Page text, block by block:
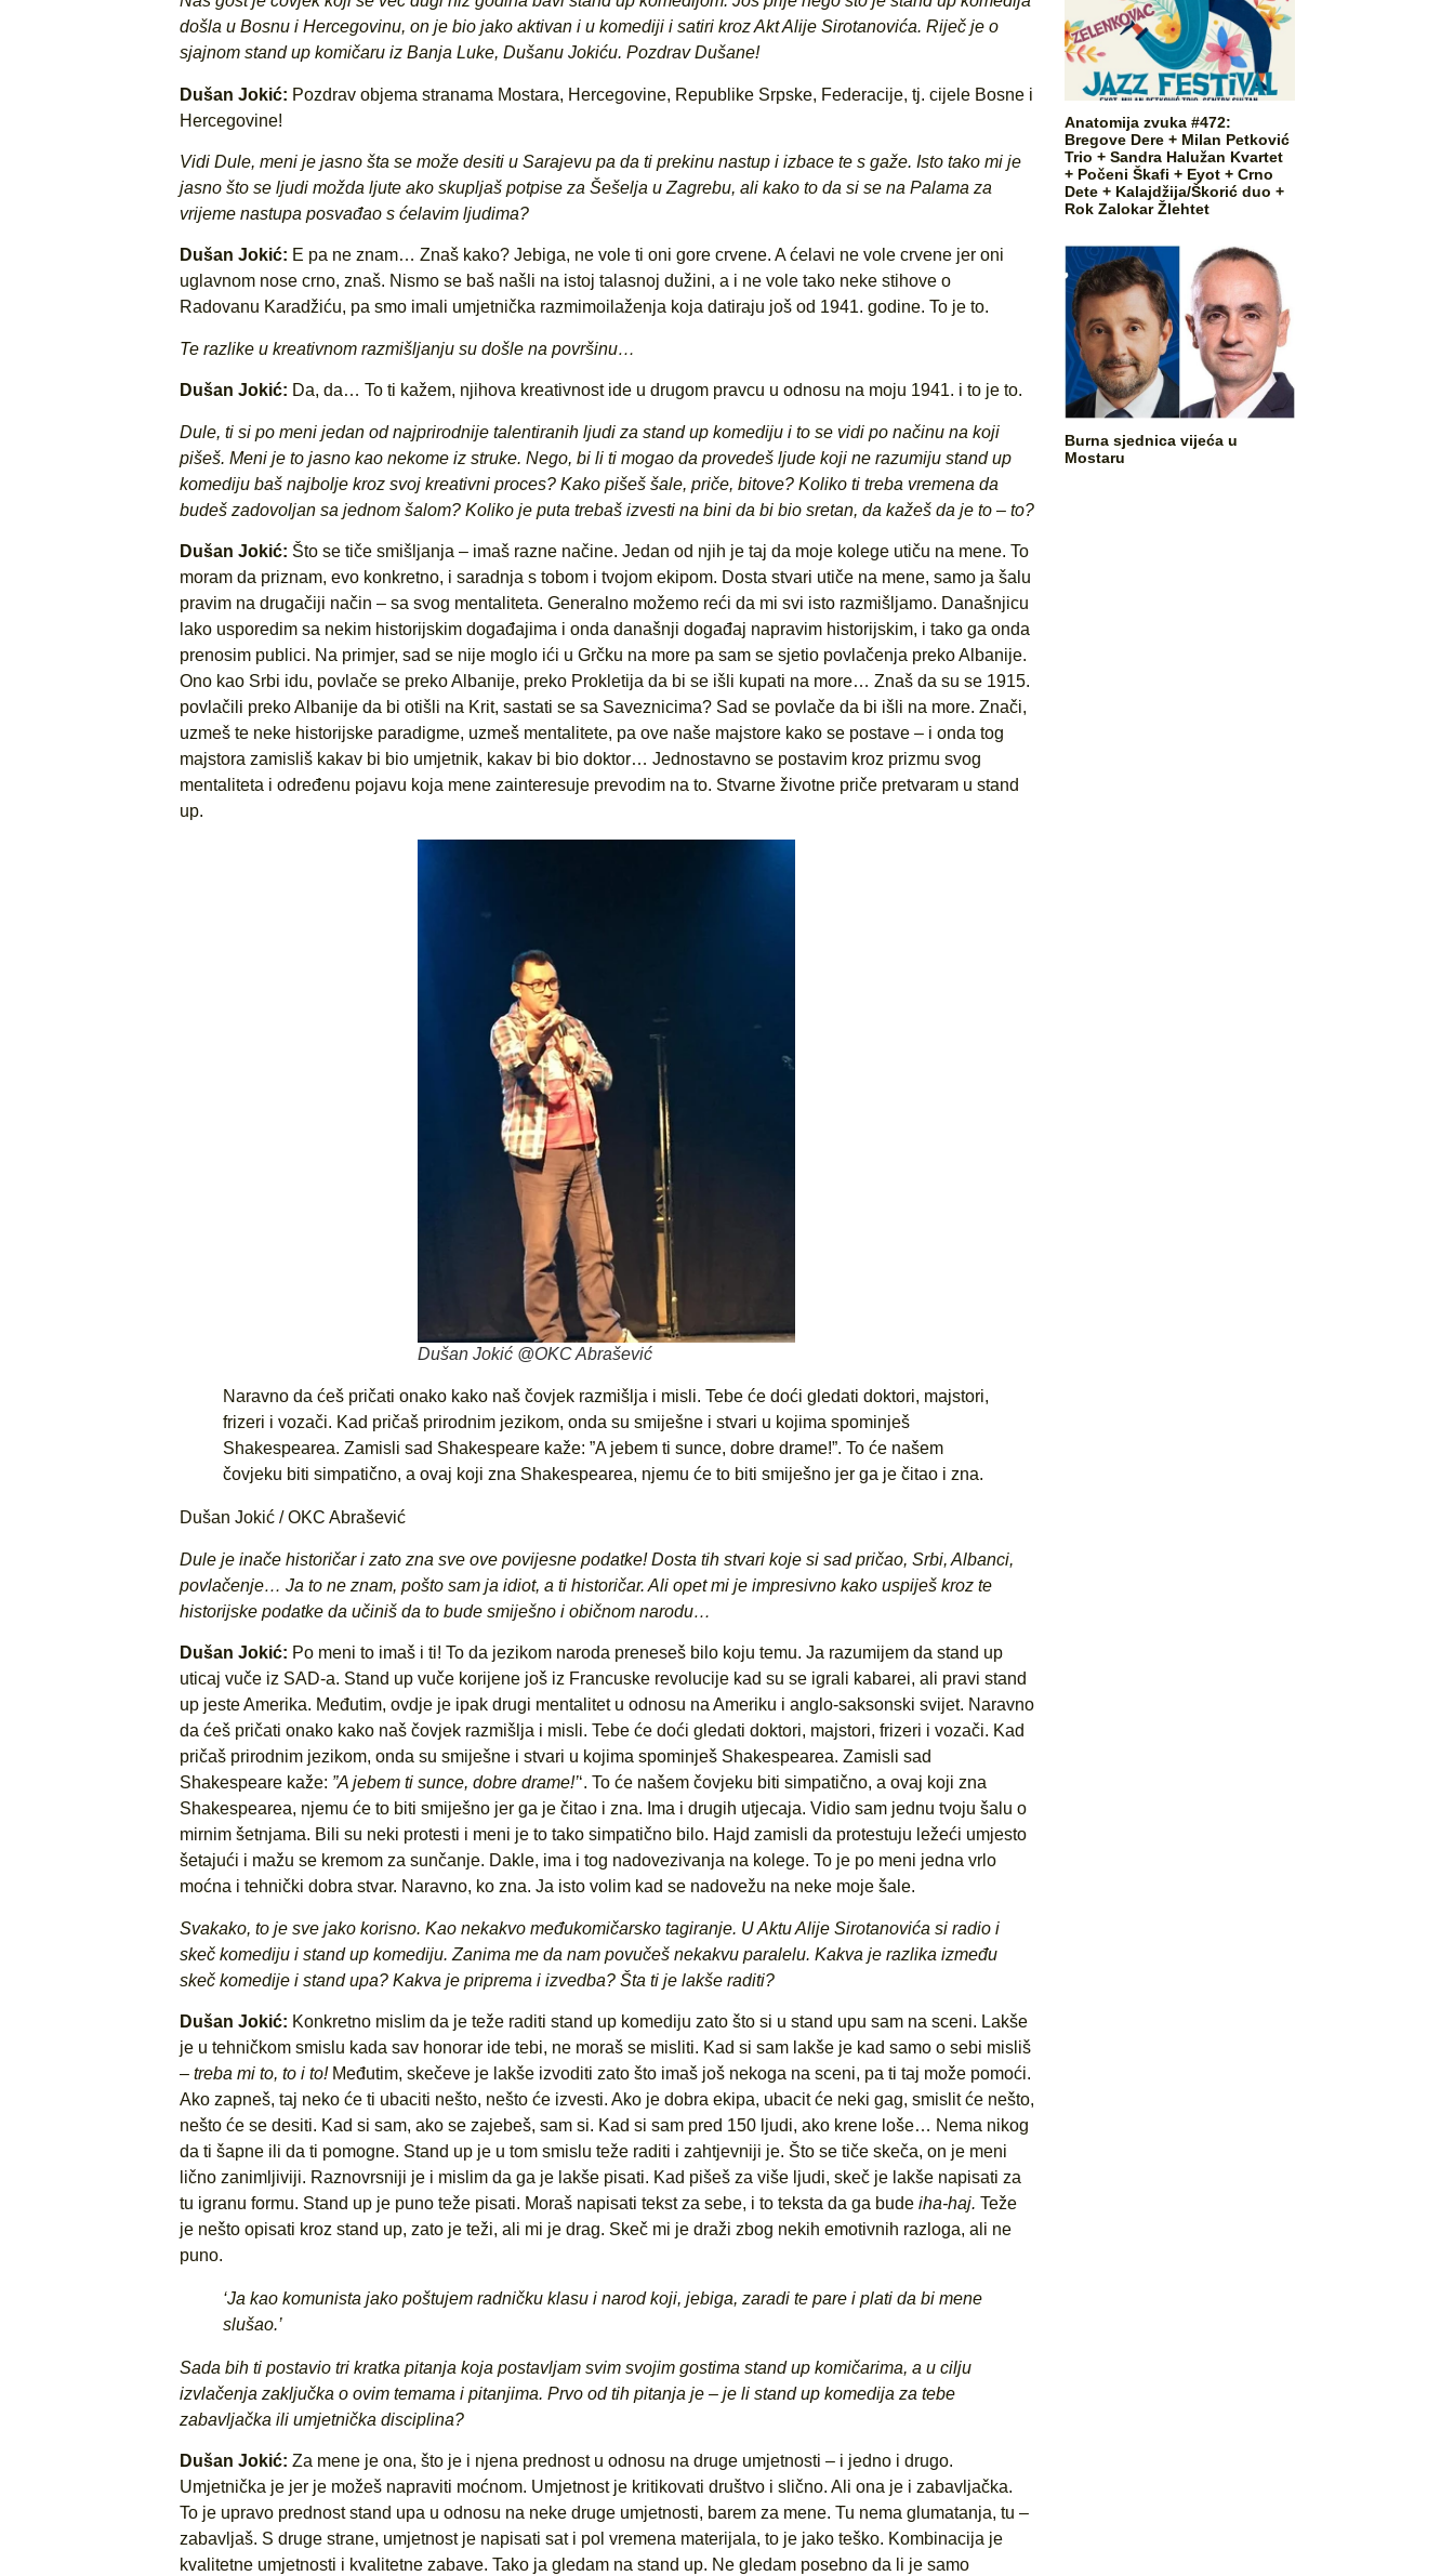
došla u Bosnu i Hercegovinu, on je bio jako aktivan i u komediji i satiri kroz Akt Alije Sirotanovića. Riječ je o
sjajnom stand up komičaru iz Banja Luke, Dušanu Jokiću. Pozdrav Dušane!
Dušan Jokić: Pozdrav objema stranama Mostara, Hercegovine, Republike Srpske, Federacije, tj. cijele Bosne i
Hercegovine!
Vidi Dule, meni je jasno šta se može desiti u Sarajevu pa da ti prekinu nastup i izbace te s gaže. Isto tako mi je
jasno što se ljudi možda ljute ako skupljaš potpise za Šešelja u Zagrebu, ali kako to da si se na Palama za
vrijeme nastupa posvađao s ćelavim ljudima?
Dušan Jokić: E pa ne znam… Znaš kako? Jebiga, ne vole ti oni gore crvene. A ćelavi ne vole crvene jer oni
uglavnom nose crno, znaš. Nismo se baš našli na istoj talasnoj dužini, a i ne vole tako neke stihove o
Radovanu Karadžiću, pa smo imali umjetnička razmimoilaženja koja datiraju još od 1941. godine. To je to.
Te razlike u kreativnom razmišljanju su došle na površinu…
Dušan Jokić: Da, da… To ti kažem, njihova kreativnost ide u drugom pravcu u odnosu na moju 1941. i to je to.
Dule, ti si po meni jedan od najprirodnije talentiranih ljudi za stand up komediju i to se vidi po načinu na koji
pišeš. Meni je to jasno kao nekome iz struke. Nego, bi li ti mogao da provedeš ljude koji ne razumiju stand up
komediju baš najbolje kroz svoj kreativni proces? Kako pišeš šale, priče, bitove? Koliko ti treba vremena da
budeš zadovoljan sa jednom šalom? Koliko je puta trebaš izvesti na bini da bi bio sretan, da kažeš da je to – to?
Dušan Jokić: Što se tiče smišljanja – imaš razne načine. Jedan od njih je taj da moje kolege utiču na mene. To
moram da priznam, evo konkretno, i saradnja s tobom i tvojom ekipom. Dosta stvari utiče na mene, samo ja šalu
pravim na drugačiji način – sa svog mentaliteta. Generalno možemo reći da mi svi isto razmišljamo. Današnjicu
lako usporedim sa nekim historijskim događajima i onda današnji događaj napravim historijskim, i tako ga onda
prenosim publici. Na primjer, sad se nije moglo ići u Grčku na more pa sam se sjetio povlačenja preko Albanije.
Ono kao Srbi idu, povlače se preko Albanije, preko Prokletija da bi se išli kupati na more… Znaš da su se 1915.
povlačili preko Albanije da bi otišli na Krit, sastati se sa Saveznicima? Sad se povlače da bi išli na more. Znači,
uzmeš te neke historijske paradigme, uzmeš mentalitete, pa ove naše majstore kako se postave – i onda tog
majstora zamisliš kakav bi bio umjetnik, kakav bi bio doktor… Jednostavno se postavim kroz prizmu svog
mentaliteta i određenu pojavu koja mene zainteresuje prevodim na to. Stvarne životne priče pretvaram u stand
up.
Dušan Jokić @OKC Abrašević
Naravno da ćeš pričati onako kako naš čovjek razmišlja i misli. Tebe će doći gledati doktori, majstori,
frizeri i vozači. Kad pričaš prirodnim jezikom, onda su smiješne i stvari u kojima spominješ
Shakespearea. Zamisli sad Shakespeare kaže: ”A jebem ti sunce, dobre drame!”. To će našem
čovjeku biti simpatično, a ovaj koji zna Shakespearea, njemu će to biti smiješno jer ga je čitao i zna.
Dušan Jokić / OKC Abrašević
Dule je inače historičar i zato zna sve ove povijesne podatke! Dosta tih stvari koje si sad pričao, Srbi, Albanci,
povlačenje… Ja to ne znam, pošto sam ja idiot, a ti historičar. Ali opet mi je impresivno kako uspiješ kroz te
historijske podatke da učiniš da to bude smiješno i običnom narodu…
Dušan Jokić: Po meni to imaš i ti! To da jezikom naroda preneseš bilo koju temu. Ja razumijem da stand up
uticaj vuče iz SAD-a. Stand up vuče korijene još iz Francuske revolucije kad su se igrali kabarei, ali pravi stand
up jeste Amerika. Međutim, ovdje je ipak drugi mentalitet u odnosu na Ameriku i anglo-saksonski svijet. Naravno
da ćeš pričati onako kako naš čovjek razmišlja i misli. Tebe će doći gledati doktori, majstori, frizeri i vozači. Kad
pričaš prirodnim jezikom, onda su smiješne i stvari u kojima spominješ Shakespearea. Zamisli sad
Shakespeare kaže: ”A jebem ti sunce, dobre drame!’‘. To će našem čovjeku biti simpatično, a ovaj koji zna
Shakespearea, njemu će to biti smiješno jer ga je čitao i zna. Ima i drugih utjecaja. Vidio sam jednu tvoju šalu o
mirnim šetnjama. Bili su neki protesti i meni je to tako simpatično bilo. Hajd zamisli da protestuju ležeći umjesto
šetajući i mažu se kremom za sunčanje. Dakle, ima i tog nadovezivanja na kolege. To je po meni jedna vrlo
moćna i tehnički dobra stvar. Naravno, ko zna. Ja isto volim kad se nadovežu na neke moje šale.
Svakako, to je sve jako korisno. Kao nekakvo međukomičarsko tagiranje. U Aktu Alije Sirotanovića si radio i
skeč komediju i stand up komediju. Zanima me da nam povučeš nekakvu paralelu. Kakva je razlika između
skeč komedije i stand upa? Kakva je priprema i izvedba? Šta ti je lakše raditi?
Dušan Jokić: Konkretno mislim da je teže raditi stand up komediju zato što si u stand upu sam na sceni. Lakše
je u tehničkom smislu kada sav honorar ide tebi, ne moraš se misliti. Kad si sam lakše je kad samo o sebi misliš
– treba mi to, to i to!Međutim, skečeve je lakše izvoditi zato što imaš još nekoga na sceni, pa ti taj može pomoći.
Ako zapneš, taj neko će ti ubaciti nešto, nešto će izvesti. Ako je dobra ekipa, ubacit će neki gag, smislit će nešto,
nešto će se desiti. Kad si sam, ako se zajebeš, sam si. Kad si sam pred 150 ljudi, ako krene loše… Nema nikog
da ti šapne ili da ti pomogne. Stand up je u tom smislu teže raditi i zahtjevniji je. Što se tiče skeča, on je meni
lično zanimljiviji. Raznovrsniji je i mislim da ga je lakše pisati. Kad pišeš za više ljudi, skeč je lakše napisati za
tu igranu formu. Stand up je puno teže pisati. Moraš napisati tekst za sebe, i to teksta da ga bude iha-haj. Teže
je nešto opisati kroz stand up, zato je teži, ali mi je drag. Skeč mi je draži zbog nekih emotivnih razloga, ali ne
puno.
‘Ja kao komunista jako poštujem radničku klasu i narod koji, jebiga, zaradi te pare i plati da bi mene
slušao.’
Sada bih ti postavio tri kratka pitanja koja postavljam svim svojim gostima stand up komičarima, a u cilju
izvlačenja zaključka o ovim temama i pitanjima. Prvo od tih pitanja je – je li stand up komedija za tebe
zabavljačka ili umjetnička disciplina?
Dušan Jokić: Za mene je ona, što je i njena prednost u odnosu na druge umjetnosti – i jedno i drugo.
Umjetnička je jer je možeš napraviti moćnom. Umjetnost je kritikovati društvo i slično. Ali ona je i zabavljačka.
To je upravo prednost stand upa u odnosu na neke druge umjetnosti, barem za mene. Tu nema glumatanja, tu –
zabavljaš. S druge strane, umjetnost je napisati sat i pol vremena materijala, to je jako teško. Kombinacija je
kvalitetne umjetnosti i kvalitetne zabave. Tako ja gledam na stand up. Ne gledam posebno da li je samo
Anatomija zvuka #472:
Bregove Dere + Milan Petković
Trio + Sandra Halužan Kvartet
+ Počeni Škafi + Eyot + Crno
Dete + Kalajdžija/Škorić duo +
Rok Zalokar Žlehtet
Burna sjednica vijeća u
Mostaru